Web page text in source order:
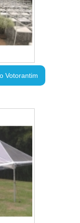
Votorantim